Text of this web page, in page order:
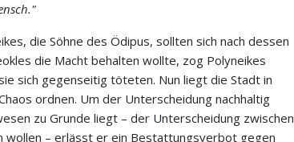
die Söhne des Ödipus, sollten sich nach dessen
die Macht behalten wollte, zog Polyneikes
sich gegenseitig töteten. Nun liegt die Stadt in
ordnen. Um der Unterscheidung nachhaltig
zu Grunde liegt – der Unterscheidung zwischen
wollen – erlässt er ein Bestattungsverbot gegen